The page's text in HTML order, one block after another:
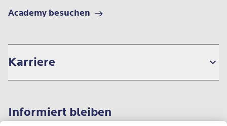
Academy besuchen
Karriere
Informiert bleiben